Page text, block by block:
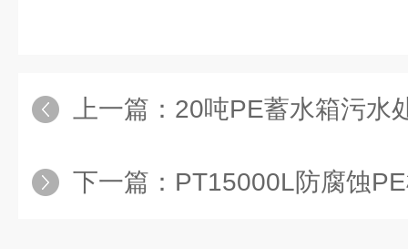
上一篇： 20吨PE蓄水箱污水处理剂塑料
下一篇： PT15000L防腐蚀PE桶武汉聚乙